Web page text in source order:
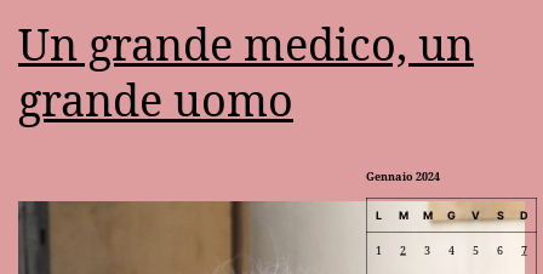
Un grande medico, un
grande uomo
Gennaio 2024
L M M G V S D
1 2 3 4 5 6 7